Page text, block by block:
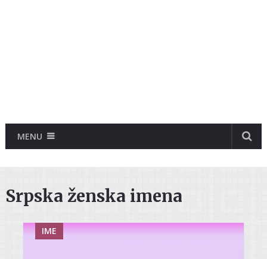
MENU
Srpska ženska imena
IME